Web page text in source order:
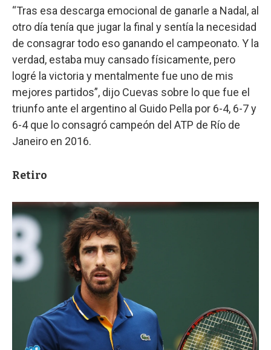
“Tras esa descarga emocional de ganarle a Nadal, al
otro día tenía que jugar la final y sentía la necesidad
de consagrar todo eso ganando el campeonato. Y la
verdad, estaba muy cansado físicamente, pero
logré la victoria y mentalmente fue uno de mis
mejores partidos”, dijo Cuevas sobre lo que fue el
triunfo ante el argentino al Guido Pella por 6-4, 6-7 y
6-4 que lo consagró campeón del ATP de Río de
Janeiro en 2016.
Retiro